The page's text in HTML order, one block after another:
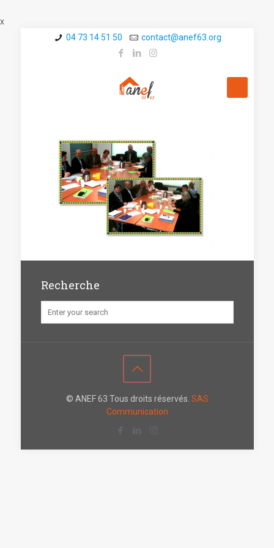
x
04 73 14 51 50
contact@a­nef63.org
Recherche
© ANEF 63 Tous droits réservés. SAS
Communication